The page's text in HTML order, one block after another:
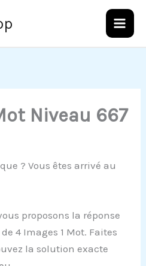
Niveau 667
? Vous êtes arrivé au
proposons la réponse
4 Images 1 Mot. Faites
la solution exacte